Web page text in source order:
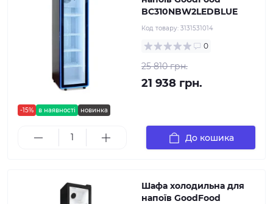
-15% в наявності новинка
BC310NBW2LEDBLUE
Код товару: 3131531014
0
25 810 грн.
21 938 грн.
До кошика
Шафа холодильна для
напоїв GoodFood